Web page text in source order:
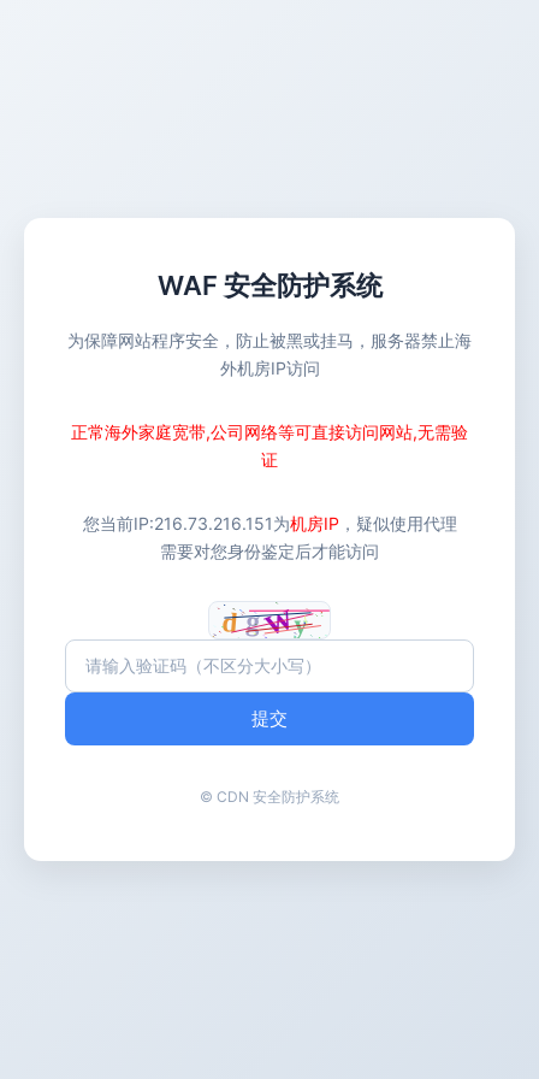
WAF 安全防护系统
为保障网站程序安全，防止被黑或挂马，服务器禁止海
外机房IP访问
正常海外家庭宽带,公司网络等可直接访问网站,无需验
证
您当前IP:216.73.216.151为机房IP ，疑似使用代理
需要对您身份鉴定后才能访问
提交
© CDN 安全防护系统